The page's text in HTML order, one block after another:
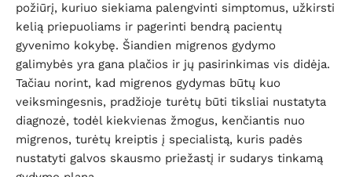
požiūrį, kuriuo siekiama palengvinti simptomus, užkirsti
kelią priepuoliams ir pagerinti bendrą pacientų
gyvenimo kokybę. Šiandien migrenos gydymo
galimybės yra gana plačios ir jų pasirinkimas vis didėja.
Tačiau norint, kad migrenos gydymas būtų kuo
veiksmingesnis, pradžioje turėtų būti tiksliai nustatyta
diagnozė, todėl kiekvienas žmogus, kenčiantis nuo
migrenos, turėtų kreiptis į specialistą, kuris padės
nustatyti galvos skausmo priežastį ir sudarys tinkamą